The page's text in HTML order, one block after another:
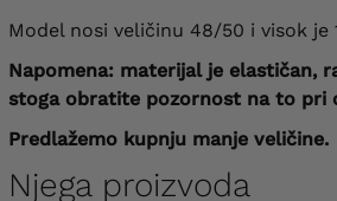
Model nosi veličinu 48/50 i visok je
Napomena: materijal je elastičan,
stoga obratite pozornost na to pri
Predlažemo kupnju manje veličine.
Njega proizvoda